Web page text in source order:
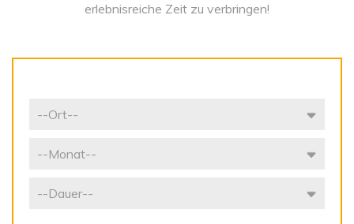
erlebnisreiche Zeit zu verbringen!